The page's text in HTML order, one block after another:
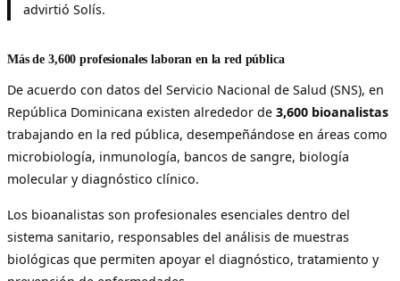
advirtió Solís.
Más de 3,600 profesionales laboran en la red pública
De acuerdo con datos del Servicio Nacional de Salud (SNS), en
República Dominicana existen alrededor de 3,600 bioanalistas
trabajando en la red pública, desempeñándose en áreas como
microbiología, inmunología, bancos de sangre, biología
molecular y diagnóstico clínico.
Los bioanalistas son profesionales esenciales dentro del
sistema sanitario, responsables del análisis de muestras
biológicas que permiten apoyar el diagnóstico, tratamiento y